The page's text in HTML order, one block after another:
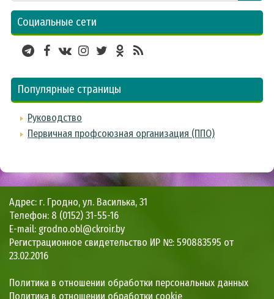
Социальные сети
Популярные страницы
Руководство
Первичная профсоюзная организация (ППО)
Адрес: г. Гродно, ул. Василька, 31
Телефон: 8 (0152) 31-55-16
E-mail: grodno.obl@ckroir.by
Регистрационное свидетельство ИР №: 590883595 от
23.02.2016
Политика в отношении обработки персональных данных
Политика в отношении обработки cookie